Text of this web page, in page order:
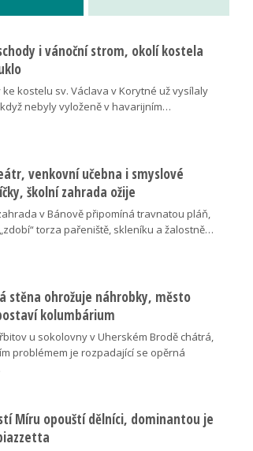
i vánoční strom, okolí kostela
ke kostelu sv. Václava v Korytné už vysílaly
když nebyly vyloženě v havarijním…
venkovní učebna i smyslové
školní zahrada ožije
v Bánově připomíná travnatou pláň,
torza pařeniště, skleníku a žalostně…
stěna ohrožuje náhrobky, město
kolumbárium
u sokolovny v Uherském Brodě chátrá,
problémem je rozpadající se opěrná
Míru opouští dělníci, dominantou je